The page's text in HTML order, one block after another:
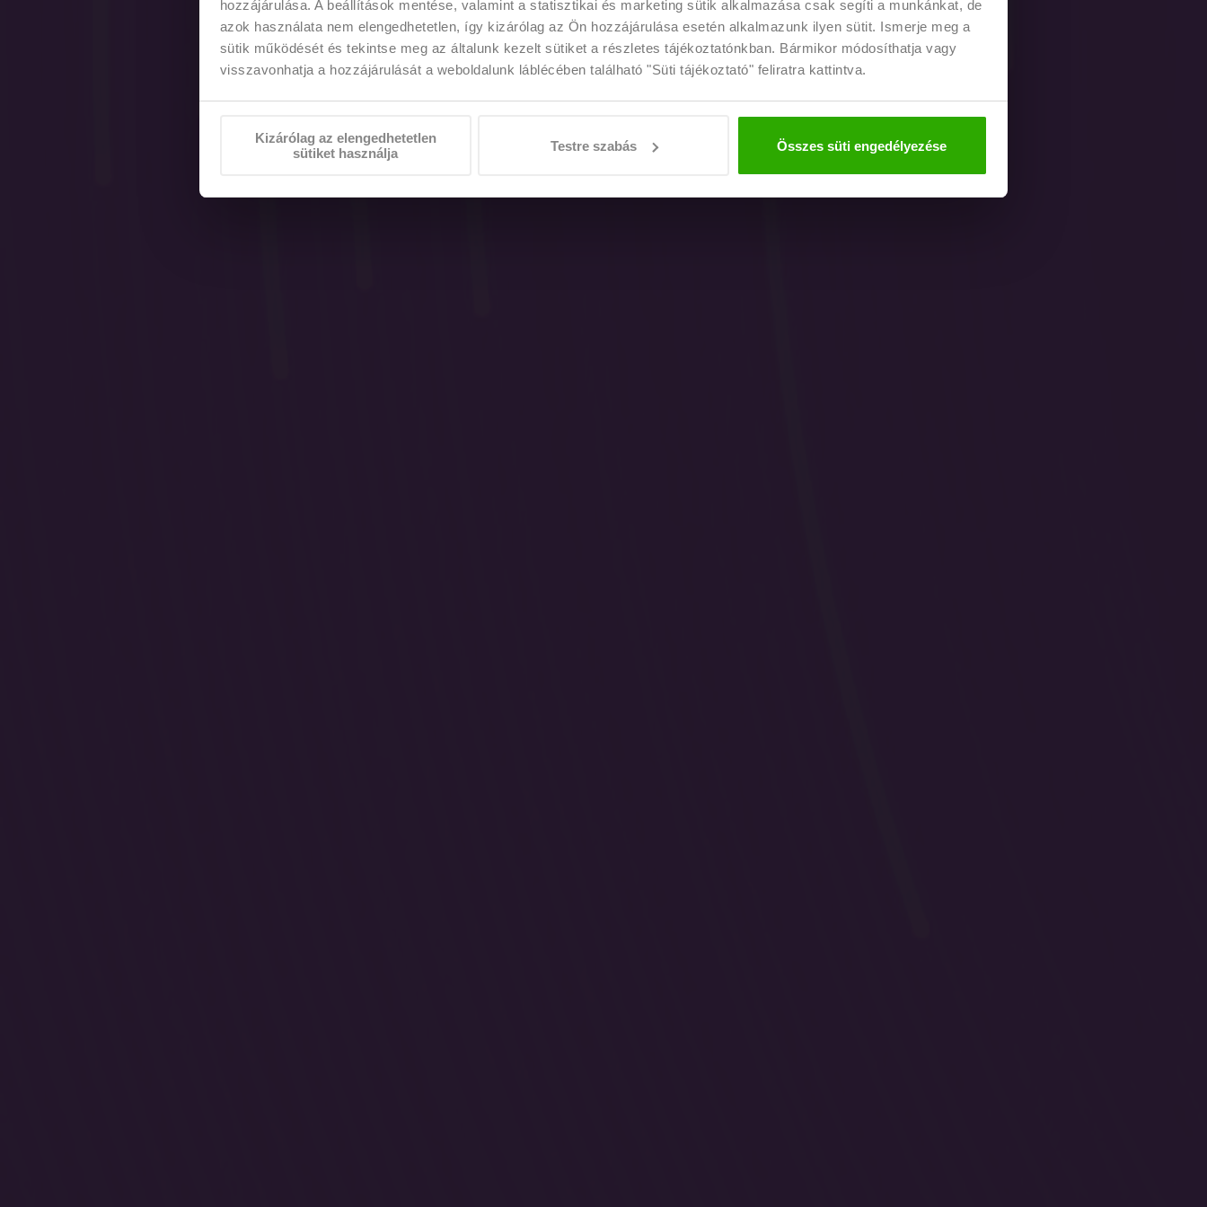
hozzájárulása. A beállítások mentése, valamint a statisztikai és marketing sütik alkalmazása csak segíti a munkánkat, de
azok használata nem elengedhetetlen, így kizárólag az Ön hozzájárulása esetén alkalmazunk ilyen sütit. Ismerje meg a
sütik működését és tekintse meg az általunk kezelt sütiket a részletes tájékoztatónkban. Bármikor módosíthatja vagy
visszavonhatja a hozzájárulását a weboldalunk láblécében található "Süti tájékoztató" feliratra kattintva.
Kizárólag az elengedhetetlen
sütiket használja
Testre szabás Összes süti engedélyezése